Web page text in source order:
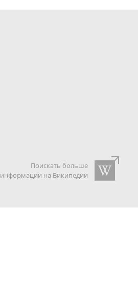
Поискать больше
информации на Википедии